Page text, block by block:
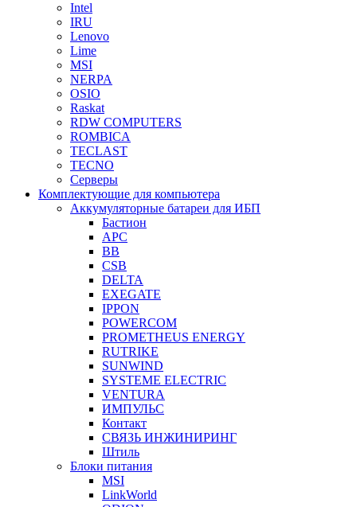
Intel
IRU
Lenovo
Lime
MSI
NERPA
OSIO
Raskat
RDW COMPUTERS
ROMBICA
TECLAST
TECNO
Серверы
Комплектующие для компьютера
Аккумуляторные батареи для ИБП
Бастион
APC
BB
CSB
DELTA
EXEGATE
IPPON
POWERCOM
PROMETHEUS ENERGY
RUTRIKE
SUNWIND
SYSTEME ELECTRIC
VENTURA
ИМПУЛЬС
Контакт
СВЯЗЬ ИНЖИНИРИНГ
Штиль
Блоки питания
MSI
LinkWorld